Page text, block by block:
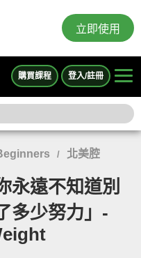
立即使用
購買課程 登入/註冊
/ 北美腔
永遠不知道別
多少努力」-